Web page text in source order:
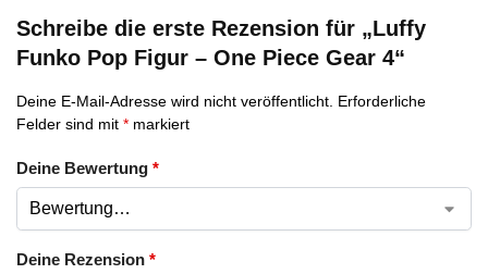
Schreibe die erste Rezension für „Luffy
Funko Pop Figur – One Piece Gear 4“
Deine E-Mail-Adresse wird nicht veröffentlicht. Erforderliche
Felder sind mit * markiert
Deine Bewertung *
Deine Rezension *